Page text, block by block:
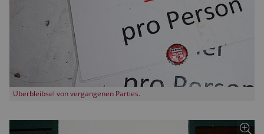
Überbleibsel von vergangenen Parties.